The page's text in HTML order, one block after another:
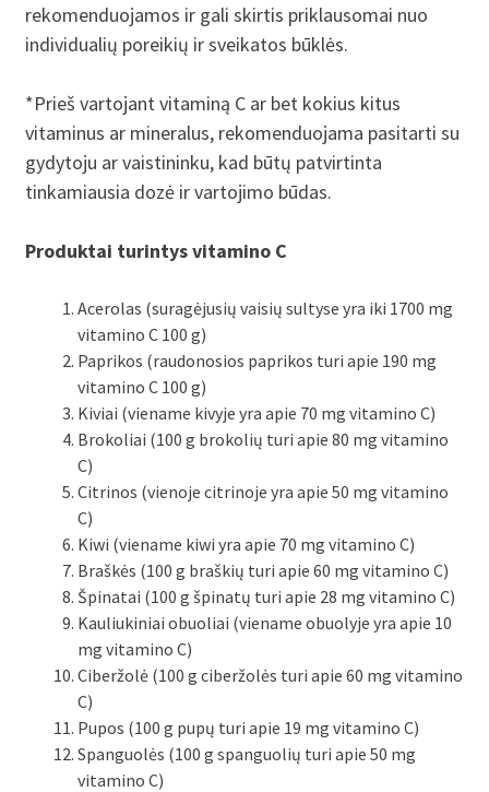
rekomenduojamos ir gali skirtis priklausomai nuo
individualių poreikių ir sveikatos būklės.
*Prieš vartojant vitaminą C ar bet kokius kitus
vitaminus ar mineralus, rekomenduojama pasitarti su
gydytoju ar vaistininku, kad būtų patvirtinta
tinkamiausia dozė ir vartojimo būdas.
Produktai turintys vitamino C
Acerolas (suragėjusių vaisių sultyse yra iki 1700 mg
vitamino C 100 g)
Paprikos (raudonosios paprikos turi apie 190 mg
vitamino C 100 g)
Kiviai (viename kivyje yra apie 70 mg vitamino C)
Brokoliai (100 g brokolių turi apie 80 mg vitamino
C)
Citrinos (vienoje citrinoje yra apie 50 mg vitamino
C)
Kiwi (viename kiwi yra apie 70 mg vitamino C)
Braškės (100 g braškių turi apie 60 mg vitamino C)
Špinatai (100 g špinatų turi apie 28 mg vitamino C)
Kauliukiniai obuoliai (viename obuolyje yra apie 10
mg vitamino C)
Ciberžolė (100 g ciberžolės turi apie 60 mg vitamino
C)
Pupos (100 g pupų turi apie 19 mg vitamino C)
Spanguolės (100 g spanguolių turi apie 50 mg
vitamino C)